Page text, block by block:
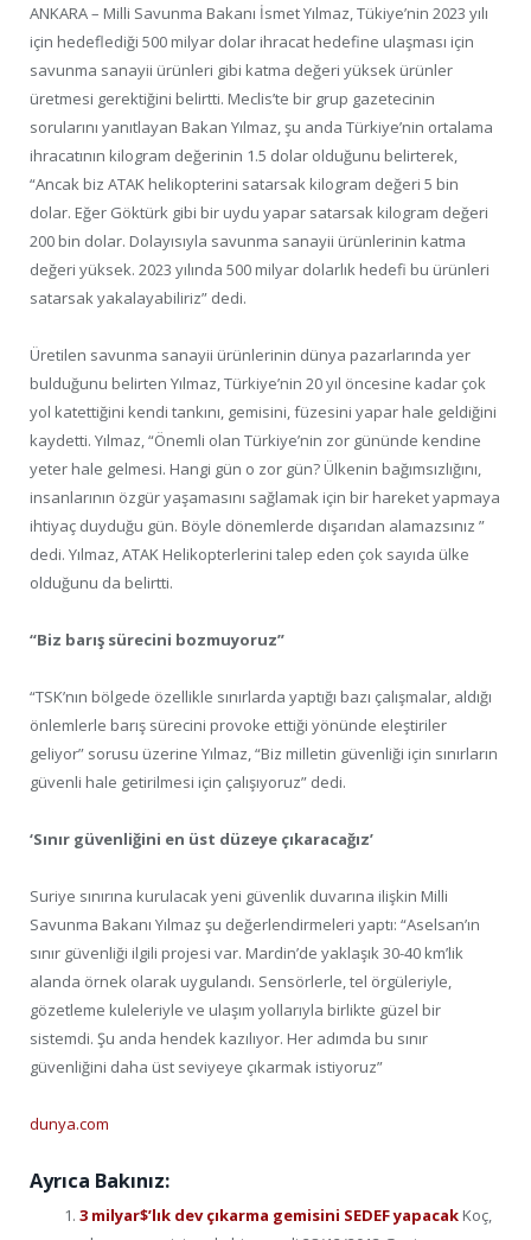
ANKARA – Milli Savunma Bakanı İsmet Yılmaz, Tükiye’nin 2023 yılı
için hedeflediği 500 milyar dolar ihracat hedefine ulaşması için
savunma sanayii ürünleri gibi katma değeri yüksek ürünler
üretmesi gerektiğini belirtti. Meclis’te bir grup gazetecinin
sorularını yanıtlayan Bakan Yılmaz, şu anda Türkiye’nin ortalama
ihracatının kilogram değerinin 1.5 dolar olduğunu belirterek,
“Ancak biz ATAK helikopterini satarsak kilogram değeri 5 bin
dolar. Eğer Göktürk gibi bir uydu yapar satarsak kilogram değeri
200 bin dolar. Dolayısıyla savunma sanayii ürünlerinin katma
değeri yüksek. 2023 yılında 500 milyar dolarlık hedefi bu ürünleri
satarsak yakalayabiliriz” dedi.
Üretilen savunma sanayii ürünlerinin dünya pazarlarında yer
bulduğunu belirten Yılmaz, Türkiye’nin 20 yıl öncesine kadar çok
yol katettiğini kendi tankını, gemisini, füzesini yapar hale geldiğini
kaydetti. Yılmaz, “Önemli olan Türkiye’nin zor gününde kendine
yeter hale gelmesi. Hangi gün o zor gün? Ülkenin bağımsızlığını,
insanlarının özgür yaşamasını sağlamak için bir hareket yapmaya
ihtiyaç duyduğu gün. Böyle dönemlerde dışarıdan alamazsınız ”
dedi. Yılmaz, ATAK Helikopterlerini talep eden çok sayıda ülke
olduğunu da belirtti.
“Biz barış sürecini bozmuyoruz”
“TSK’nın bölgede özellikle sınırlarda yaptığı bazı çalışmalar, aldığı
önlemlerle barış sürecini provoke ettiği yönünde eleştiriler
geliyor” sorusu üzerine Yılmaz, “Biz milletin güvenliği için sınırların
güvenli hale getirilmesi için çalışıyoruz” dedi.
‘Sınır güvenliğini en üst düzeye çıkaracağız’
Suriye sınırına kurulacak yeni güvenlik duvarına ilişkin Milli
Savunma Bakanı Yılmaz şu değerlendirmeleri yaptı: “Aselsan’ın
sınır güvenliği ilgili projesi var. Mardin’de yaklaşık 30-40 km’lik
alanda örnek olarak uygulandı. Sensörlerle, tel örgüleriyle,
gözetleme kuleleriyle ve ulaşım yollarıyla birlikte güzel bir
sistemdi. Şu anda hendek kazılıyor. Her adımda bu sınır
güvenliğini daha üst seviyeye çıkarmak istiyoruz”
dunya.com
Ayrıca Bakınız:
3 milyar$’lık dev çıkarma gemisini SEDEF yapacak Koç,